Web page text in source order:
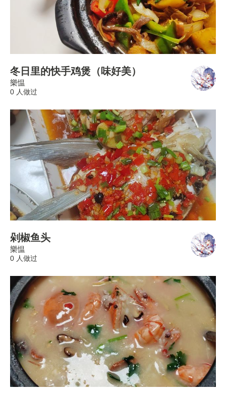
冬日里的快手鸡煲（味好美）
樂愠
0 人做过
剁椒鱼头
樂愠
0 人做过